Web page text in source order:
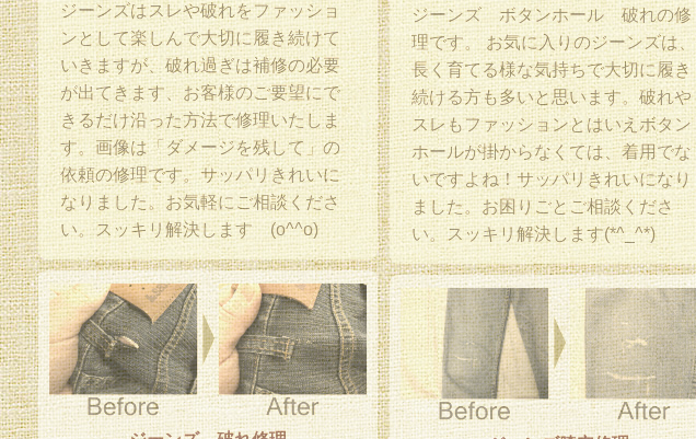
ジーンズはスレや破れをファッショ
ンとして楽しんで大切に履き続けて
いきますが、破れ過ぎは補修の必要
が出てきます、お客様のご要望にで
きるだけ沿った方法で修理いたしま
す。画像は「ダメージを残して」の
依頼の修理です。サッパリきれいに
なりました。お気軽にご相談くださ
い。スッキリ解決します (o^^o)
ジーンズ ボタンホール 破れの修
理です。 お気に入りのジーンズは、
長く育てる様な気持ちで大切に履き
続ける方も多いと思います。破れや
スレもファッションとはいえボタン
ホールが掛からなくては、着用でな
いですよね！サッパリきれいになり
ました。お困りごとご相談くださ
い。スッキリ解決します(*^_^*)